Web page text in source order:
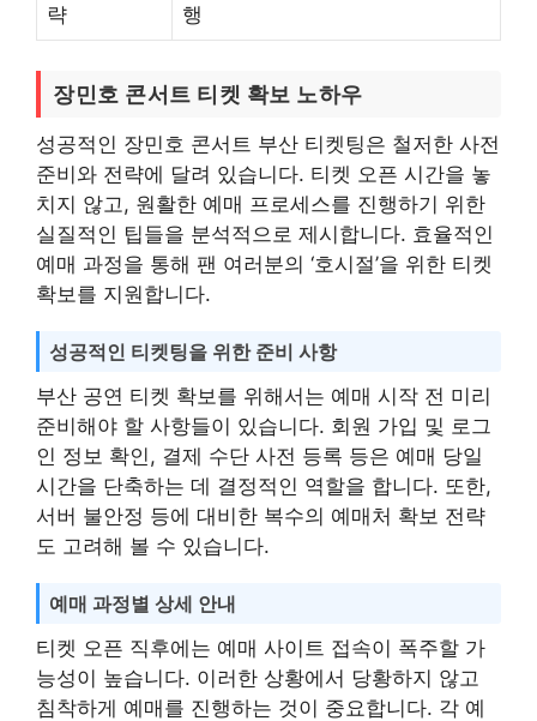
략
행
장민호 콘서트 티켓 확보 노하우
성공적인 장민호 콘서트 부산 티켓팅은 철저한 사전
준비와 전략에 달려 있습니다. 티켓 오픈 시간을 놓
치지 않고, 원활한 예매 프로세스를 진행하기 위한
실질적인 팁들을 분석적으로 제시합니다. 효율적인
예매 과정을 통해 팬 여러분의 ‘호시절’을 위한 티켓
확보를 지원합니다.
성공적인 티켓팅을 위한 준비 사항
부산 공연 티켓 확보를 위해서는 예매 시작 전 미리
준비해야 할 사항들이 있습니다. 회원 가입 및 로그
인 정보 확인, 결제 수단 사전 등록 등은 예매 당일
시간을 단축하는 데 결정적인 역할을 합니다. 또한,
서버 불안정 등에 대비한 복수의 예매처 확보 전략
도 고려해 볼 수 있습니다.
예매 과정별 상세 안내
티켓 오픈 직후에는 예매 사이트 접속이 폭주할 가
능성이 높습니다. 이러한 상황에서 당황하지 않고
침착하게 예매를 진행하는 것이 중요합니다. 각 예